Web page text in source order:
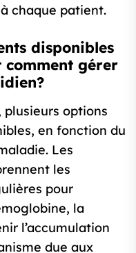
chaque patient.
disponibles
comment gérer
options
en fonction du
Les
les
pour
la
l’accumulation
due aux